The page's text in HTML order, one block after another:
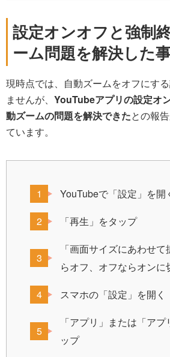
設定オンオフと強制
ーム問題を解決した
現時点では、自動ズームをオフにす
ませんが、 YouTubeアプリの設定オ
動ズームの問題を解決できたとの報
ています。
YouTubeで「設定」を開
「再生」をタップ
「画面サイズにあわせ
らオフ、オフならオンに
スマホの「設定」を開く
「アプリ」または「ア
ップ